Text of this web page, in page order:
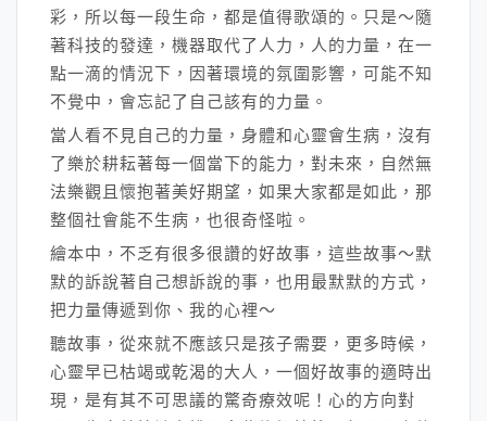
彩，所以每一段生命，都是值得歌頌的。只是～隨
著科技的發達，機器取代了人力，人的力量，在一
點一滴的情況下，因著環境的氛圍影響，可能不知
不覺中，會忘記了自己該有的力量。
當人看不見自己的力量，身體和心靈會生病，沒有
了樂於耕耘著每一個當下的能力，對未來，自然無
法樂觀且懷抱著美好期望，如果大家都是如此，那
整個社會能不生病，也很奇怪啦。
繪本中，不乏有很多很讚的好故事，這些故事～默
默的訴說著自己想訴說的事，也用最默默的方式，
把力量傳遞到你、我的心裡～
聽故事，從來就不應該只是孩子需要，更多時候，
心靈早已枯竭或乾渴的大人，一個好故事的適時出
現，是有其不可思議的驚奇療效呢！心的方向對